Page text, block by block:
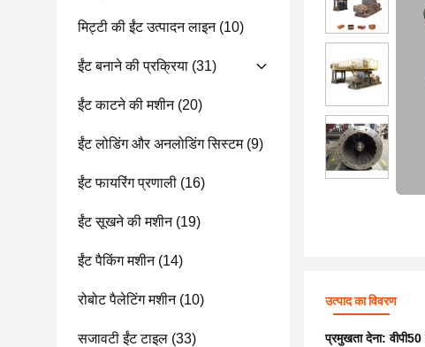
मिट्टी की ईंट उत्पादन लाइन(10)
ईंट बनाने की प्रक्रिया (31)
ईंट काटने की मशीन(20)
ईंट लोडिंग और अनलोडिंग सिस्टम(9)
ईंट फायरिंग प्रणाली (16)
ईंट सूखने की मशीन(19)
ईंट पैकिंग मशीन(14)
रोबोट पैलेटिंग मशीन(10)
सजावटी ईंट टाइल (33)
उत्पाद का विवरण
प्रमुखता देना: